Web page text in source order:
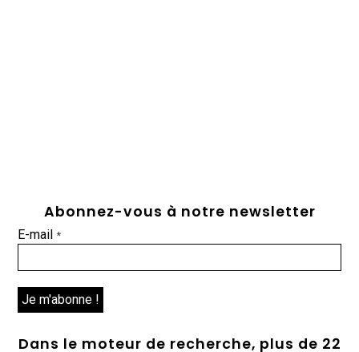
Abonnez-vous à notre newsletter
E-mail*
Dans le moteur de recherche, plus de 22